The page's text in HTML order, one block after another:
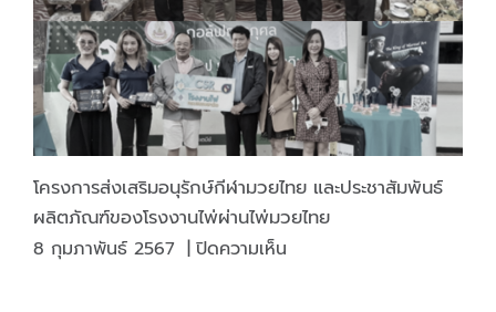
องค์
ราชัน
โครงการส่งเสริมอนุรักษ์กีฬามวยไทย และประชาสัมพันธ์
ผลิตภัณฑ์ของโรงงานไพ่ผ่านไพ่มวยไทย
8 กุมภาพันธ์ 2567 | ปิดความเห็นบน